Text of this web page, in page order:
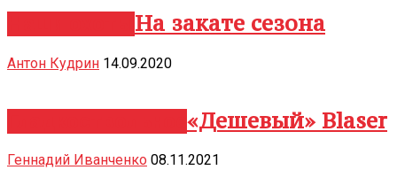
На закате сезона
Антон Кудрин 14.09.2020
«Дешевый» Blaser
Геннадий Иванченко 08.11.2021